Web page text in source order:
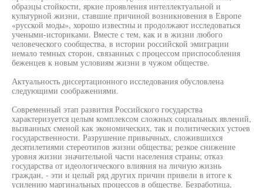
образцы стойкости, яркие проявления интеллектуальной и
культурной жизни, ставшие причиной возникновения в Европе
«русской моды», хорошо известны и продолжают исследоваться
учеными-историками. Вместе с тем, как и в жизни любого
человеческого сообщества, в истории российской эмиграции
немало темных сторон, связанных с процессом приспособления
беженцев к новым условиям жизни в чужом обществе.
Актуальность диссертационного исследования обусловлена
следующими соображениями.
Современный этап развития Российского государства
характеризуется целым комплексом сложных социальных явлений,
вызванных сменой как экономических, так и политических устоев
государственности. Разрушение привычных, сложившихся
десятилетиями стереотипов жизни общества; резкое снижение
уровня жизни значительной части населения страны; отказ
государства от идеологического влияния на личную жизнь
граждан, - эти и целый ряд других причин привели в итоге к
усилению маргинальных процессов в обществе. Безработица,